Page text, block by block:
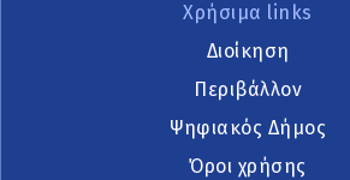
Χρήσιμα links
Διοίκηση
Περιβάλλον
Ψηφιακός Δήμος
Όροι χρήσης